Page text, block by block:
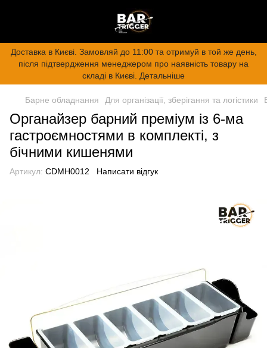
Доставка в Києві. Замовляй до 11:00 та отримуй в той же день,
після підтвердження менеджером про наявність товару на
складі в Києві. Детальніше
Барне обладнання Для організації, зберігання та логістики
Органайзер барний преміум із 6-ма
гастроємностями в комплекті, з
бічними кишенями
Артикул: CDMH0012 Написати відгук